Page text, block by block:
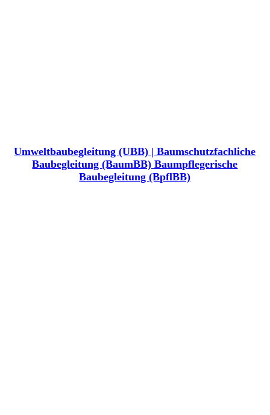
Umweltbaubegleitung (UBB) | Baumschutzfachliche
Baubegleitung (BaumBB) Baumpflegerische
Baubegleitung (BpflBB)